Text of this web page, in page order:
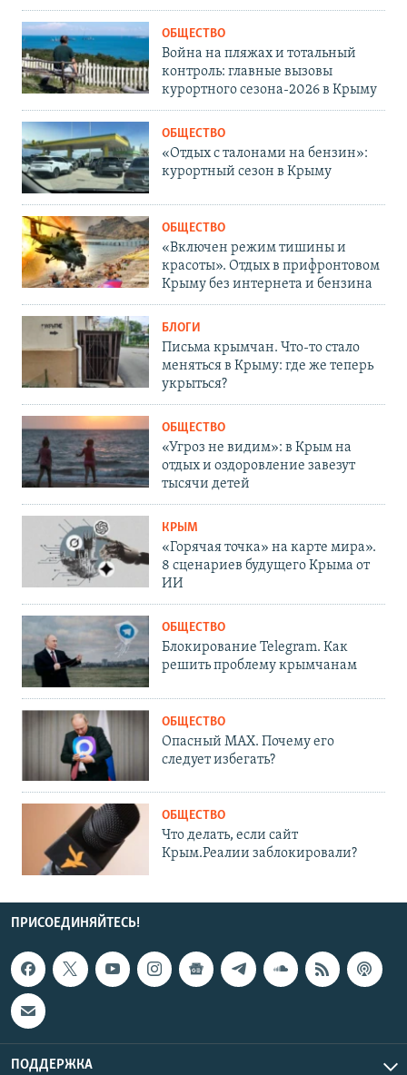
ОБЩЕСТВО
Война на пляжах и тотальный
контроль: главные вызовы
курортного сезона-2026 в Крыму
ОБЩЕСТВО
«Отдых с талонами на бензин»:
курортный сезон в Крыму
ОБЩЕСТВО
«Включен режим тишины и
красоты». Отдых в прифронтовом
Крыму без интернета и бензина
БЛОГИ
Письма крымчан. Что-то стало
меняться в Крыму: где же теперь
укрыться?
ОБЩЕСТВО
«Угроз не видим»: в Крым на
отдых и оздоровление завезут
тысячи детей
КРЫМ
«Горячая точка» на карте мира».
8 сценариев будущего Крыма от
ИИ
ОБЩЕСТВО
Блокирование Telegram. Как
решить проблему крымчанам
ОБЩЕСТВО
Опасный MAX. Почему его
следует избегать?
ОБЩЕСТВО
Что делать, если сайт
Крым.Реалии заблокировали?
ПРИСОЕДИНЯЙТЕСЬ!
ПОДДЕРЖКА